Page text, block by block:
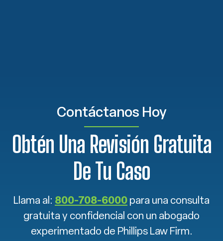
Contáctanos Hoy
Obtén Una Revisión Gratuita
De Tu Caso
Llama al: 800-708-6000 para una consulta
gratuita y confidencial con un abogado
experimentado de Phillips Law Firm.